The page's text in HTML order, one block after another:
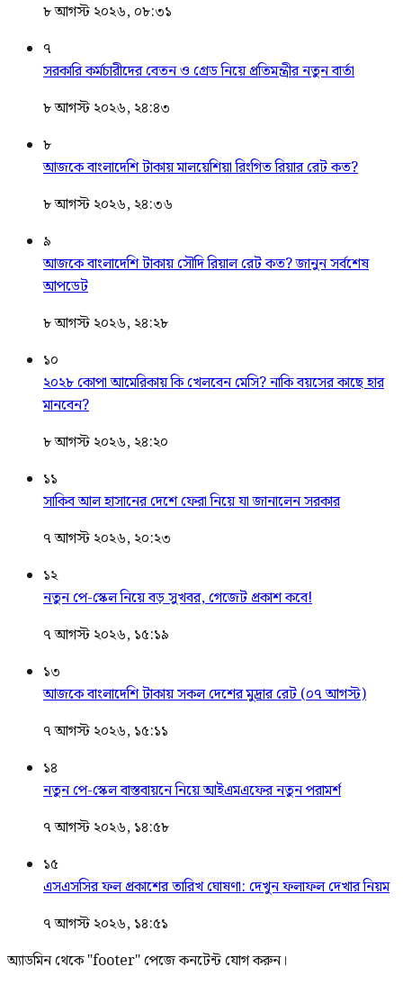
৮ আগস্ট ২০২৬, ০৮:৩১
৭
সরকারি কর্মচারীদের বেতন ও গ্রেড নিয়ে প্রতিমন্ত্রীর নতুন বার্তা
৮ আগস্ট ২০২৬, ২৪:৪৩
৮
আজকে বাংলাদেশি টাকায় মালয়েশিয়া রিংগিত রিয়ার রেট কত?
৮ আগস্ট ২০২৬, ২৪:৩৬
৯
আজকে বাংলাদেশি টাকায় সৌদি রিয়াল রেট কত? জানুন সর্বশেষ
আপডেট
৮ আগস্ট ২০২৬, ২৪:২৮
১০
২০২৮ কোপা আমেরিকায় কি খেলবেন মেসি? নাকি বয়সের কাছে হার
মানবেন?
৮ আগস্ট ২০২৬, ২৪:২০
১১
সাকিব আল হাসানের দেশে ফেরা নিয়ে যা জানালেন সরকার
৭ আগস্ট ২০২৬, ২০:২৩
১২
নতুন পে-স্কেল নিয়ে বড় সুখবর, গেজেট প্রকাশ কবে!
৭ আগস্ট ২০২৬, ১৫:১৯
১৩
আজকে বাংলাদেশি টাকায় সকল দেশের মুদ্রার রেট (০৭ আগস্ট)
৭ আগস্ট ২০২৬, ১৫:১১
১৪
নতুন পে-স্কেল বাস্তবায়নে নিয়ে আইএমএফের নতুন পরামর্শ
৭ আগস্ট ২০২৬, ১৪:৫৮
১৫
এসএসসির ফল প্রকাশের তারিখ ঘোষণা: দেখুন ফলাফল দেখার নিয়ম
৭ আগস্ট ২০২৬, ১৪:৫১
অ্যাডমিন থেকে "footer" পেজে কনটেন্ট যোগ করুন।